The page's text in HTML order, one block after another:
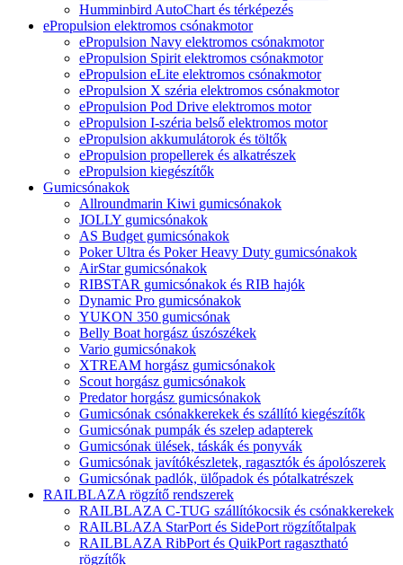
Humminbird AutoChart és térképezés
ePropulsion elektromos csónakmotor
ePropulsion Navy elektromos csónakmotor
ePropulsion Spirit elektromos csónakmotor
ePropulsion eLite elektromos csónakmotor
ePropulsion X széria elektromos csónakmotor
ePropulsion Pod Drive elektromos motor
ePropulsion I-széria belső elektromos motor
ePropulsion akkumulátorok és töltők
ePropulsion propellerek és alkatrészek
ePropulsion kiegészítők
Gumicsónakok
Allroundmarin Kiwi gumicsónakok
JOLLY gumicsónakok
AS Budget gumicsónakok
Poker Ultra és Poker Heavy Duty gumicsónakok
AirStar gumicsónakok
RIBSTAR gumicsónakok és RIB hajók
Dynamic Pro gumicsónakok
YUKON 350 gumicsónak
Belly Boat horgász úszószékek
Vario gumicsónakok
XTREAM horgász gumicsónakok
Scout horgász gumicsónakok
Predator horgász gumicsónakok
Gumicsónak csónakkerekek és szállító kiegészítők
Gumicsónak pumpák és szelep adapterek
Gumicsónak ülések, táskák és ponyvák
Gumicsónak javítókészletek, ragasztók és ápolószerek
Gumicsónak padlók, ülőpadok és pótalkatrészek
RAILBLAZA rögzítő rendszerek
RAILBLAZA C-TUG szállítókocsik és csónakkerekek
RAILBLAZA StarPort és SidePort rögzítőtalpak
RAILBLAZA RibPort és QuikPort ragasztható
rögzítők